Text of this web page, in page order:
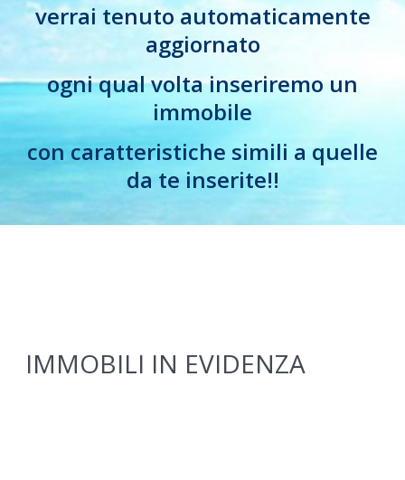
verrai tenuto automaticamente
aggiornato
ogni qual volta inseriremo un
immobile
con caratteristiche simili a quelle
da te inserite!!
IMMOBILI IN EVIDENZA